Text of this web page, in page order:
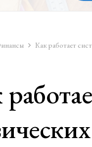
Как работает